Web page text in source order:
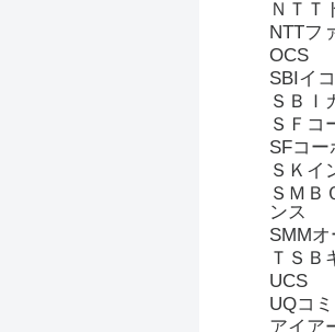
ＮＴＴ
NTTフ
OCS
SBIイ
ＳＢＩ
ＳＦコ
SFコー
ＳＫイ
ＳＭＢ
ンス
SMM
ＴＳＢ
UCS
UQコ
アイア